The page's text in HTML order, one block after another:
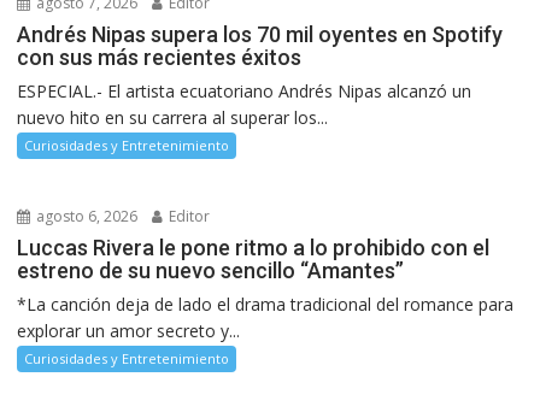
Andrés Nipas supera los 70 mil oyentes en Spotify
con sus más recientes éxitos
ESPECIAL.- El artista ecuatoriano Andrés Nipas alcanzó un
nuevo hito en su carrera al superar los...
Curiosidades y Entretenimiento
agosto 6, 2026 Editor
Luccas Rivera le pone ritmo a lo prohibido con el
estreno de su nuevo sencillo “Amantes”
*La canción deja de lado el drama tradicional del romance para
explorar un amor secreto y...
Curiosidades y Entretenimiento